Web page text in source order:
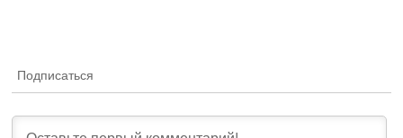
Подписаться